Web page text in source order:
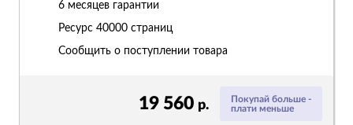
Покупай больше -
плати меньше
19 560 р.
6 месяцев гарантии
Ресурс 40000 страниц
Сообщить о поступлении товара